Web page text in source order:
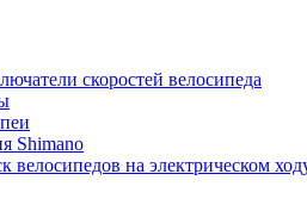
скоростей велосипеда
Shimano
велосипедов на электрическом